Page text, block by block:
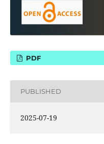
PDF
PUBLISHED
2025-07-19